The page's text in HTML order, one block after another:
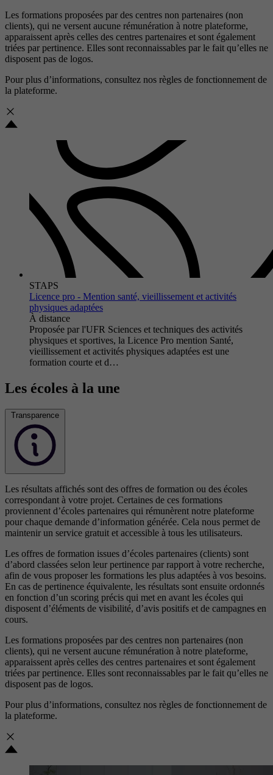
Les formations proposées par des centres non partenaires (non
clients), qui ne versent aucune rémunération à notre plateforme,
apparaissent après celles des centres partenaires et sont également
triées par pertinence. Elles sont reconnaissables par le fait qu’elles ne
disposent pas de logos.
Pour plus d’informations, consultez nos règles de fonctionnement de
la plateforme.
STAPS
Licence pro - Mention santé, vieillissement et activités
physiques adaptées
À distance
Proposée par l'UFR Sciences et techniques des activités
physiques et sportives, la Licence Pro mention Santé,
vieillissement et activités physiques adaptées est une
formation courte et d…
Les écoles à la une
Transparence
Les résultats affichés sont des offres de formation ou des écoles
correspondant à votre projet. Certaines de ces formations
proviennent d’écoles partenaires qui rémunèrent notre plateforme
pour chaque demande d’information générée. Cela nous permet de
maintenir un service gratuit et accessible à tous les utilisateurs.
Les offres de formation issues d’écoles partenaires (clients) sont
d’abord classées selon leur pertinence par rapport à votre recherche,
afin de vous proposer les formations les plus adaptées à vos besoins.
En cas de pertinence équivalente, les résultats sont ensuite ordonnés
en fonction d’un scoring précis qui met en avant les écoles qui
disposent d’éléments de visibilité, d’avis positifs et de campagnes en
cours.
Les formations proposées par des centres non partenaires (non
clients), qui ne versent aucune rémunération à notre plateforme,
apparaissent après celles des centres partenaires et sont également
triées par pertinence. Elles sont reconnaissables par le fait qu’elles ne
disposent pas de logos.
Pour plus d’informations, consultez nos règles de fonctionnement de
la plateforme.